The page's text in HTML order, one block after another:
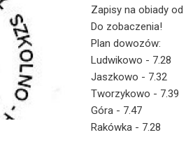
Zapisy na obiady
Do zobaczenia!
Plan dowozów:
Ludwikowo - 7.28
Jaszkowo - 7.32
Tworzykowo - 7.39
Góra - 7.47
Rakówka - 7.28